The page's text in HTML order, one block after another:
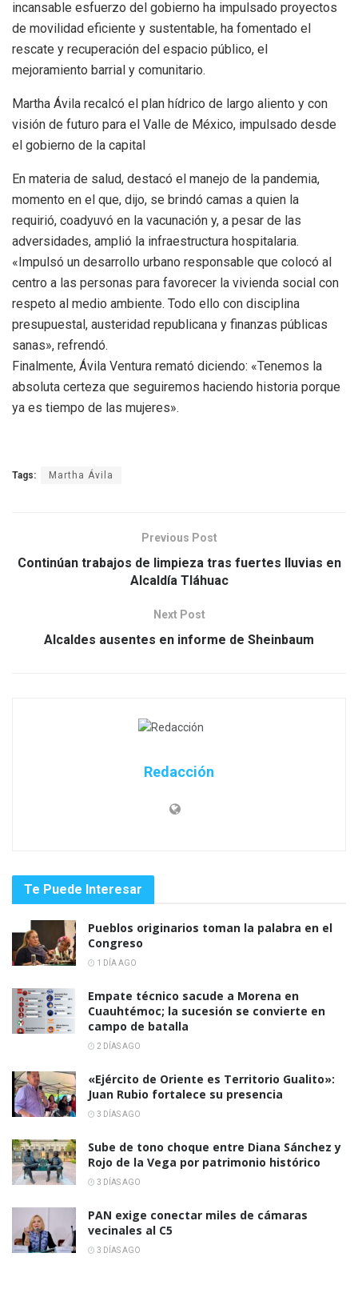
incansable esfuerzo del gobierno ha impulsado proyectos
de movilidad eficiente y sustentable, ha fomentado el
rescate y recuperación del espacio público, el
mejoramiento barrial y comunitario.
Martha Ávila recalcó el plan hídrico de largo aliento y con
visión de futuro para el Valle de México, impulsado desde
el gobierno de la capital
En materia de salud, destacó el manejo de la pandemia,
momento en el que, dijo, se brindó camas a quien la
requirió, coadyuvó en la vacunación y, a pesar de las
adversidades, amplió la infraestructura hospitalaria.
«Impulsó un desarrollo urbano responsable que colocó al
centro a las personas para favorecer la vivienda social con
respeto al medio ambiente. Todo ello con disciplina
presupuestal, austeridad republicana y finanzas públicas
sanas», refrendó.
Finalmente, Ávila Ventura remató diciendo: «Tenemos la
absoluta certeza que seguiremos haciendo historia porque
ya es tiempo de las mujeres».
Tags: Martha Ávila
Previous Post
Continúan trabajos de limpieza tras fuertes lluvias en
Alcaldía Tláhuac
Next Post
Alcaldes ausentes en informe de Sheinbaum
Redacción
Te Puede Interesar
Pueblos originarios toman la palabra en el
Congreso
1 DÍA AGO
Empate técnico sacude a Morena en
Cuauhtémoc; la sucesión se convierte en
campo de batalla
2 DÍAS AGO
«Ejército de Oriente es Territorio Gualito»:
Juan Rubio fortalece su presencia
3 DÍAS AGO
Sube de tono choque entre Diana Sánchez y
Rojo de la Vega por patrimonio histórico
3 DÍAS AGO
PAN exige conectar miles de cámaras
vecinales al C5
3 DÍAS AGO